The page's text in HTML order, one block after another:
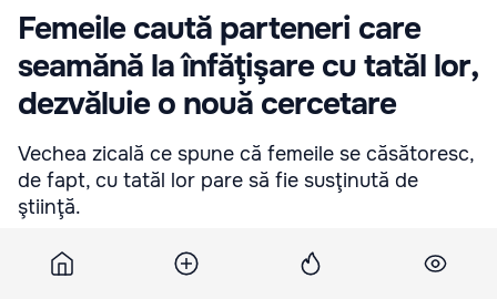
Femeile caută parteneri care
seamănă la înfăţişare cu tatăl lor,
dezvăluie o nouă cercetare
Vechea zicală ce spune că femeile se căsătoresc,
de fapt, cu tatăl lor pare să fie susţinută de
ştiinţă.